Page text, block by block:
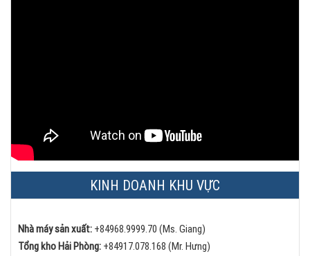
KINH DOANH KHU VỰC
Nhà máy sản xuất: +84968.9999.70 (Ms. Giang)
Tổng kho Hải Phòng: +84917.078.168 (Mr. Hưng)